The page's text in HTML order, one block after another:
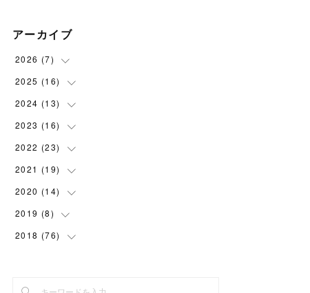
アーカイブ
2026 (7)
( 1)
( 1)
( 1)
(1)
( 1)
( 1)
(1
2025 (16)
( 1)
( 1)
(2)
( 2)
( 1)
(1
(1)
2024 (13)
( 1)
(1)
( 1)
( 1)
(1
(2)
2023 (16)
(1)
( 1)
( 1)
(1
(2)
2022 (23)
( 2)
( 2)
(2
(2)
2021 (19)
( 2)
(2
(1)
2020 (14)
(3
(1)
2019 (8)
(1)
2018 (76)